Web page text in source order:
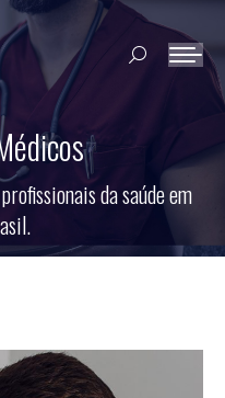
Search:
da saúde em